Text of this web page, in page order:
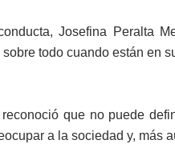
Josefina Peralta
todo cuando están en
que no puede
a la sociedad y, más